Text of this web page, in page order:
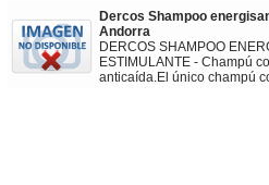
Dercos Shampoo
Andorra
DERCOS SHAMPOO
ESTIMULANTE - Champú
anticaída.El único champú